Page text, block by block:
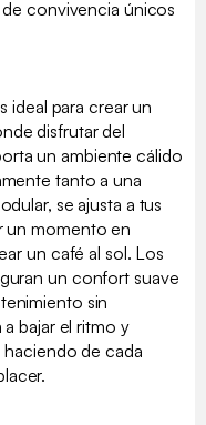
convivencia únicos
ideal para crear un
disfrutar del
un ambiente cálido
tanto a una
se ajusta a tus
un momento en
un café al sol. Los
un confort suave
sin
bajar el ritmo y
de cada